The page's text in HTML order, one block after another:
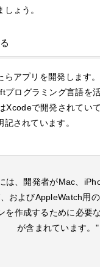
ょう。
らアプリを開発します
プログラミング言語を
Xcodeで開発されてい
されています。
は、開発者がMac、
およびAppleWatch用
を作成するために必要
が含まれています。"